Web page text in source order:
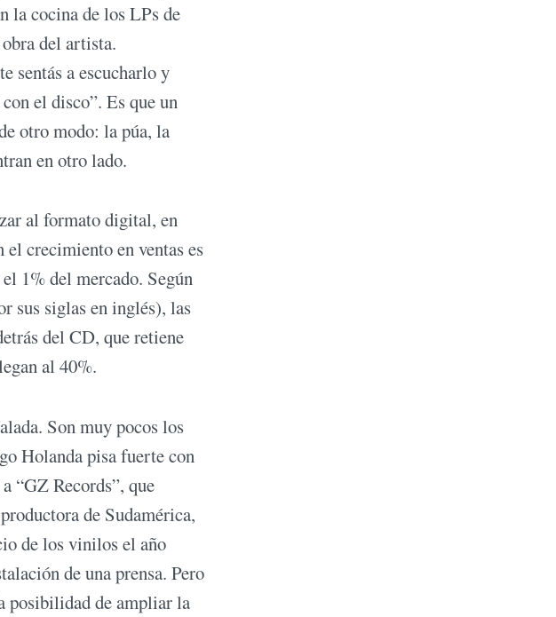
la cocina de los LPs de
del artista.
sentás a escucharlo y
el disco”. Es que un
otro modo: la púa, la
en otro lado.
al formato digital, en
crecimiento en ventas es
1% del mercado. Según
sus siglas en inglés), las
del CD, que retiene
al 40%.
Son muy pocos los
Holanda pisa fuerte con
“GZ Records”, que
de Sudamérica,
de los vinilos el año
de una prensa. Pero
posibilidad de ampliar la